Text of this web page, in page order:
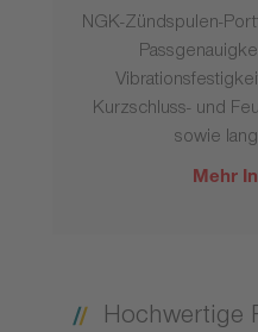
NGK-Zündspulen-
Kurzschluss- und
sowie
Mehr
Hochwertige